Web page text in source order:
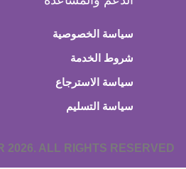
سياسة الخصوصية
شروط الخدمة
سياسة الاسترجاع
سياسة التسليم
2026. ALL RIGHTS RESERVED